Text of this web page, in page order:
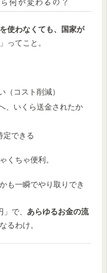
使わなくても、国家が
」ってこと。
（コスト削減）
、いくら送金されたか
定できる
くちゃ便利。
も一瞬でやり取りでき
で、 あらゆるお金の流
るわけ。